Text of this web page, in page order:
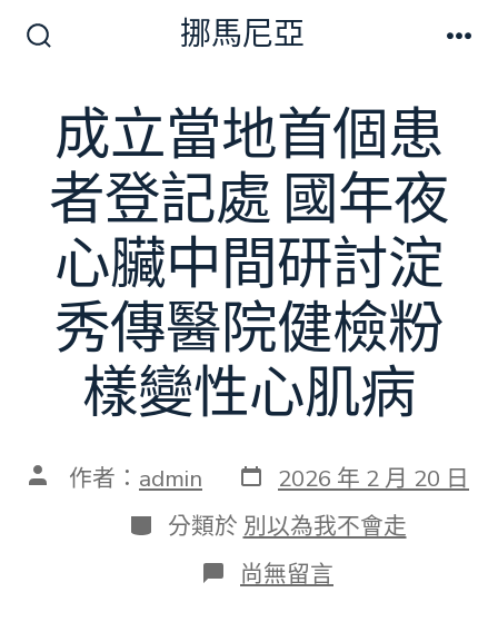
換
開
關
挪馬尼亞
成立當地首個患
者登記處 國年夜
心臟中間研討淀
秀傳醫院健檢粉
樣變性心肌病
文 作者： admin 發
表
日
期
2026 年 2 月 20 日
分
類
分類於 別以為我不會走
在
〈成
尚無留言